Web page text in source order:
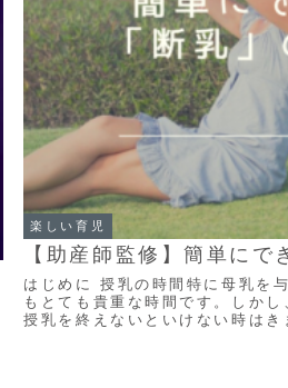
楽しい育児
【助産師監修】簡単にで
はじめに 授乳の時間特に母乳を
もとても貴重な時間です。しか
授乳を終えないといけない時はき